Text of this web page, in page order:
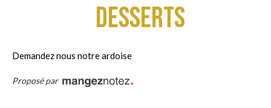
Desserts
Demandez nous notre ardoise
Proposé par